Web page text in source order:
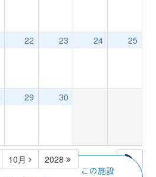
22 23 24 25
29 30
10月 2028
この施設